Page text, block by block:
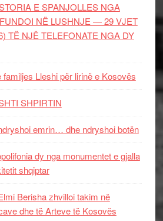
E SPANJOLLES NGA
NË LUSHNJE — 29 VJET
TË NJË TELEFONATE NGA DY
Lleshi për lirinë e Kosovës
SHPIRTIN
emrin… dhe ndryshoi botën
dy nga monumentet e gjalla
shqiptar
Berisha zhvilloi takim në
dhe të Arteve të Kosovës